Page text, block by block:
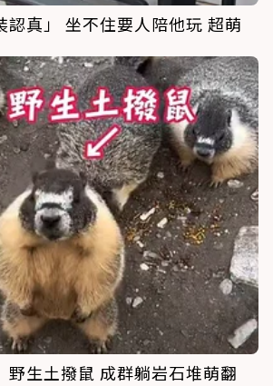
認真」 坐不住要人陪他玩 超萌
野生土撥鼠 成群躺岩石堆萌翻